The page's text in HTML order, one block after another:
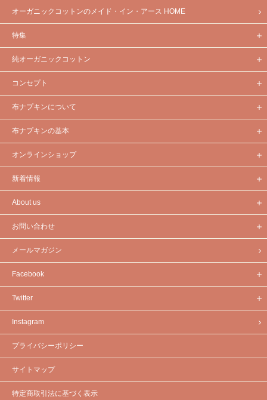
オーガニックコットンのメイド・イン・アース HOME
特集
純オーガニックコットン
コンセプト
布ナプキンについて
布ナプキンの基本
オンラインショップ
新着情報
About us
お問い合わせ
メールマガジン
Facebook
Twitter
Instagram
プライバシーポリシー
サイトマップ
特定商取引法に基づく表示